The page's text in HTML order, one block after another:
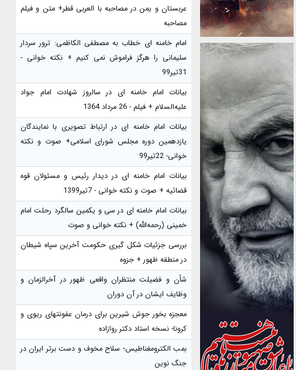
عربستان و یمن در مصاحبه با العربی قطر+ متن و فیلم
مصاحبه
امام خامنه ای خطاب به مصطفی الکاظمی: ترور سردار
سلیمانی را هرگز فراموش نمی کنیم + نکته خوانی -
31تیر99
بیانات امام خامنه ای در سالروز شهادت امام جواد
علیه‌السلام + فیلم - 26 مرداد 1364
بیانات امام خامنه ای در ارتباط تصویری با نمایندگان
یازدهمین دوره مجلس شورای اسلامی+ صوت و نکته
خوانی- 22تیر99
بیانات امام خامنه ای در دیدار رئیس و مسئولان قوه
قضائیه + صوت و نکته خوانی - 7تیر1399
بیانات امام خامنه ای در سی و یکمین سالگرد رحلت امام
خمینی (رحمه‌الله) + نکته خوانی و صوت
بررسی جزئیات شکل گیری حکومت آخرین سپاه شیطان
در منطقه ظهور + جزوه
شأن و فضیلت منتظران واقعی ظهور در آخرالزمان و
وظایف ایشان در آن دوران
معجزه بخور جوش شیرین برای درمان عفونتهای ریوی و
کرونا- نسخه استاد دکتر روازاده
بمب الکترومغناطیس؛ سلاح مخوف و دست برتر ایران در
جنگ نوین